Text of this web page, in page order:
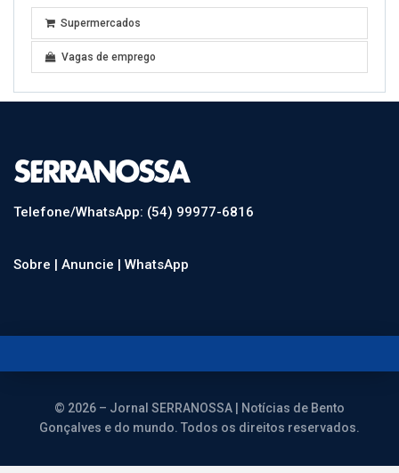
Supermercados
Vagas de emprego
Telefone/WhatsApp: (54) 99977-6816
Sobre | Anuncie | WhatsApp
© 2026 – Jornal SERRANOSSA | Notícias de Bento
Gonçalves e do mundo. Todos os direitos reservados.